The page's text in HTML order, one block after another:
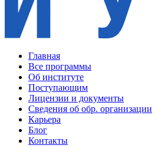
Главная
Все программы
Об институте
Поступающим
Лицензии и документы
Сведения об обр. организации
Карьера
Блог
Контакты